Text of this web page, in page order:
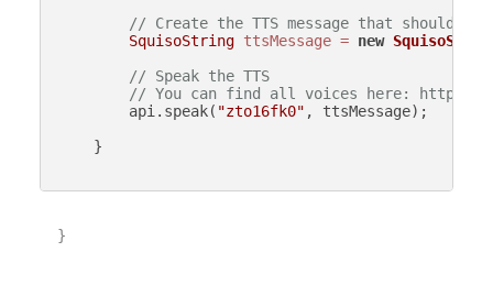
// Create the TTS message that should be
SquisoString ttsMessage = new
// Speak the TTS
// You can find all voices here: https://
        api.speak(
"zto16fk0" , ttsMessage);
    }
}